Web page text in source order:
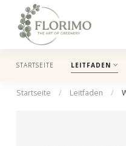
STARTSEITE LEITFADEN
Startseite / Leitfaden /